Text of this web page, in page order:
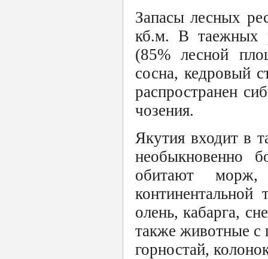
Запасы лесных
кб.м. В таежных
(85% лесной
сосна, кедровый
распространен
чозения.
Якутия входит в
необыкновенно
обитают
континентальной
олень, кабарга,
также животные с
горностай,